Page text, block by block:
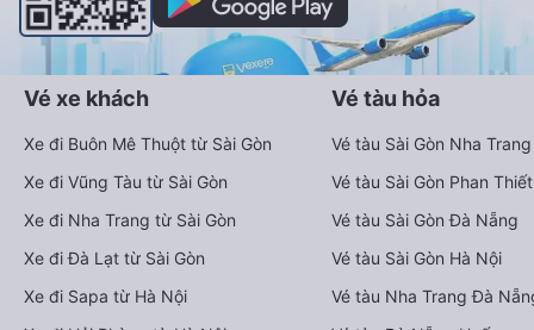
Vé xe khách
Xe đi Buôn Mê Thuột từ Sài Gòn
Xe đi Vũng Tàu từ Sài Gòn
Xe đi Nha Trang từ Sài Gòn
Xe đi Đà Lạt từ Sài Gòn
Xe đi Sapa từ Hà Nội
Vé tàu hỏa
Vé tàu Sài Gòn Nha Trang
Vé tàu Sài Gòn Phan Thiết
Vé tàu Sài Gòn Đà Nẵng
Vé tàu Sài Gòn Hà Nội
Vé tàu Nha Trang Đà